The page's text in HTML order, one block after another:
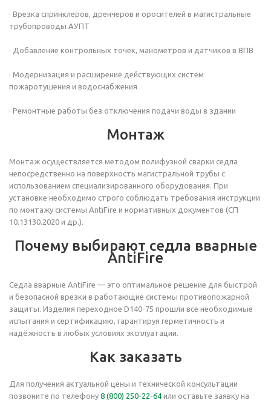
· Врезка спринклеров, дренчеров и оросителей в магистральные
трубопроводы АУПТ
· Добавление контрольных точек, манометров и датчиков в ВПВ
· Модернизация и расширение действующих систем
пожаротушения и водоснабжения
· Ремонтные работы без отключения подачи воды в здании
Монтаж
Монтаж осуществляется методом полифузной сварки седла
непосредственно на поверхность магистральной трубы с
использованием специализированного оборудования. При
установке необходимо строго соблюдать требования инструкции
по монтажу системы AntiFire и нормативных документов (СП
10.13130.2020 и др.).
Почему выбирают седла вварные
AntiFire
Седла вварные AntiFire — это оптимальное решение для быстрой
и безопасной врезки в работающие системы противопожарной
защиты. Изделия переходное D140-75 прошли все необходимые
испытания и сертификацию, гарантируя герметичность и
надёжность в любых условиях эксплуатации.
Как заказать
Для получения актуальной цены и технической консультации
позвоните по телефону 8 (800) 250-22-64 или оставьте заявку на